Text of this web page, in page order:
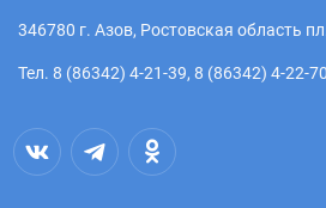
346780 г. Азов, Ростовская область
Тел. 8 (86342) 4-21-39, 8 (86342) 4-22-70